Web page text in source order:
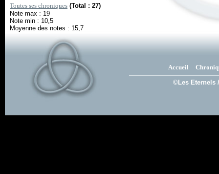
Toutes ses chroniques (Total : 27)
Note max : 19
Note min : 10,5
Moyenne des notes : 15,7
Accueil
©Les Eternels